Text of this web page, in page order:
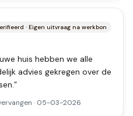
· Eigen uitvraag na werkbon
huis hebben we alle
advies gekregen over de
”
· 05-03-2026